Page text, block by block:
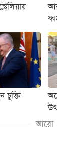
চুক্তি
আরো